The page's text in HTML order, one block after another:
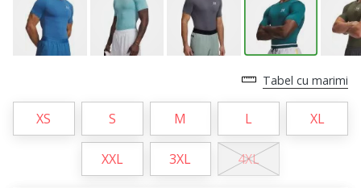
Ambasador
al
brandului.
Afiseaza
toate
Tabel cu marimi
XS S M L XL
XXL 3XL 4XL